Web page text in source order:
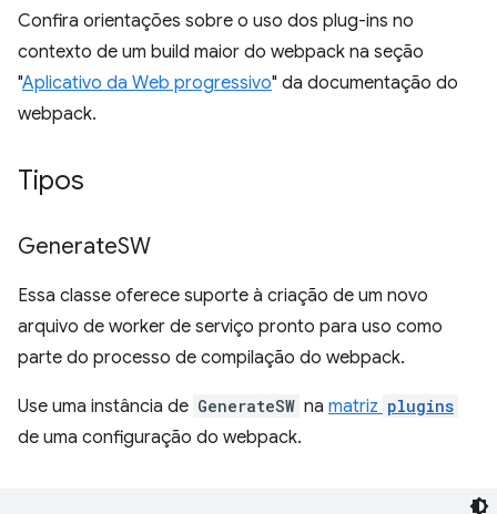
Confira orientações sobre o uso dos plug-ins no
contexto de um build maior do webpack na seção
"Aplicativo da Web progressivo" da documentação do
webpack.
Tipos
GenerateSW
Essa classe oferece suporte à criação de um novo
arquivo de worker de serviço pronto para uso como
parte do processo de compilação do webpack.
Use uma instância de GenerateSW na matriz plugins
de uma configuração do webpack.